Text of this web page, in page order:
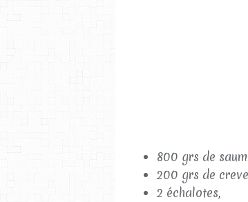
800 grs de
200 grs de
2 échalotes,